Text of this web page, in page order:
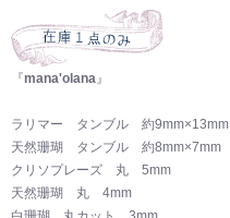
『mana'olana』
ラリマー タンブル 約9mm×13mm
天然珊瑚 タンブル 約8mm×7mm
クリソプレーズ 丸 5mm
天然珊瑚 丸 4mm